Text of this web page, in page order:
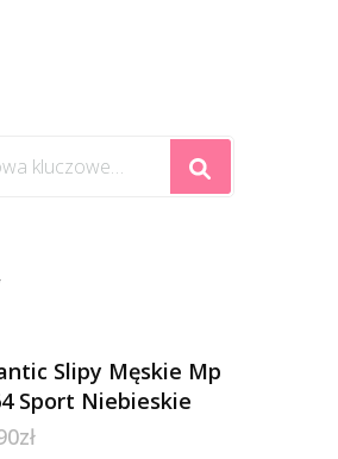
Slipy Męskie Mp
Sport Niebieskie
zł